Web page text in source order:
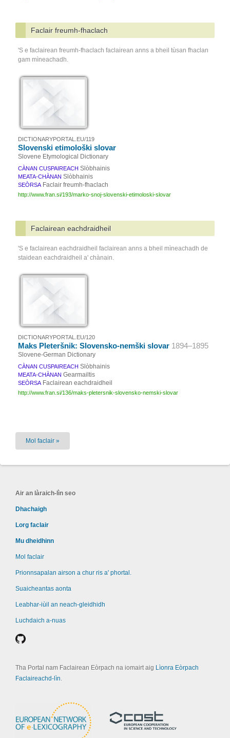
Faclair freumh-fhaclach
'S e faclairean freumh-fhaclach faclairean anns a bheil tùsan fhaclan
gam mìneachadh.
DICTIONARYPORTAL.EU/119
Slovenski etimološki slovar
Slovene Etymological Dictionary
CÀNAN CUSPAIREACH Slòbhainis
MEATA-CHÀNAN Slòbhainis
SEÒRSA Faclair freumh-fhaclach
http://www.fran.si/193/marko-snoj-slovenski-etimoloski-slovar
Faclairean eachdraidheil
'S e faclairean eachdraidheil faclairean anns a bheil mìneachadh de
staidean eachdraidheil a' chànain.
DICTIONARYPORTAL.EU/120
Maks Pleteršnik: Slovensko-nemški slovar 1894–1895
Slovene-German Dictionary
CÀNAN CUSPAIREACH Slòbhainis
MEATA-CHÀNAN Gearmailtis
SEÒRSA Faclairean eachdraidheil
http://www.fran.si/136/maks-pletersnik-slovensko-nemski-slovar
Mol faclair »
Air an làraich-lìn seo
Dhachaigh
Lorg faclair
Mu dheidhinn
Mol faclair
Prionnsapalan airson a chur ris a' phortal.
Suaicheantas aonta
Leabhar-iùil an neach-gleidhidh
Luchdaich a-nuas
Tha Portal nam Faclairean Eòrpach na iomairt aig Lìonra Eòrpach
Faclaireachd-lìn.